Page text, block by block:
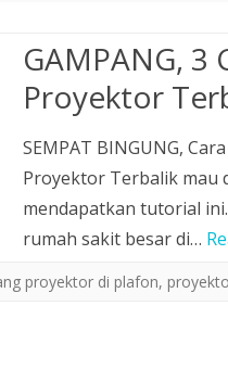
GAMPANG, 3
Proyektor
SEMPAT BINGUNG,
Proyektor Terbalik mau
mendapatkan tutorial
rumah sakit besar di…
proyektor di plafon,